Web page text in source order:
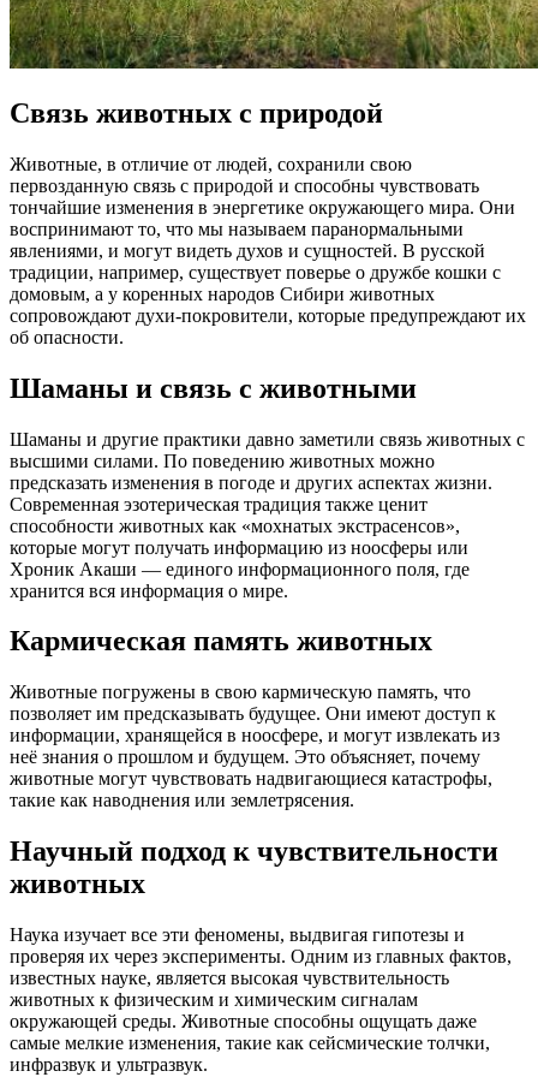
Связь животных с природой
Животные, в отличие от людей, сохранили свою
первозданную связь с природой и способны чувствовать
тончайшие изменения в энергетике окружающего мира. Они
воспринимают то, что мы называем паранормальными
явлениями, и могут видеть духов и сущностей. В русской
традиции, например, существует поверье о дружбе кошки с
домовым, а у коренных народов Сибири животных
сопровождают духи-покровители, которые предупреждают их
об опасности.
Шаманы и связь с животными
Шаманы и другие практики давно заметили связь животных с
высшими силами. По поведению животных можно
предсказать изменения в погоде и других аспектах жизни.
Современная эзотерическая традиция также ценит
способности животных как «мохнатых экстрасенсов»,
которые могут получать информацию из ноосферы или
Хроник Акаши — единого информационного поля, где
хранится вся информация о мире.
Кармическая память животных
Животные погружены в свою кармическую память, что
позволяет им предсказывать будущее. Они имеют доступ к
информации, хранящейся в ноосфере, и могут извлекать из
неё знания о прошлом и будущем. Это объясняет, почему
животные могут чувствовать надвигающиеся катастрофы,
такие как наводнения или землетрясения.
Научный подход к чувствительности
животных
Наука изучает все эти феномены, выдвигая гипотезы и
проверяя их через эксперименты. Одним из главных фактов,
известных науке, является высокая чувствительность
животных к физическим и химическим сигналам
окружающей среды. Животные способны ощущать даже
самые мелкие изменения, такие как сейсмические толчки,
инфразвук и ультразвук.